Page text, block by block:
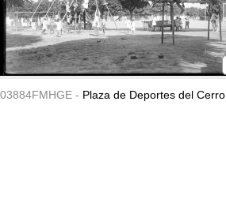
03884FMHGE - Plaza de Deportes del Cerro.